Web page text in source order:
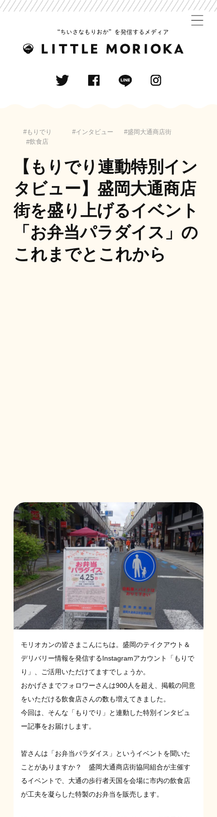
もりでり インタビュー
盛岡大通商店街
飲食店
【もりでり連動特別イン
タビュー】盛岡大通商店
街を盛り上げるイベント
「お弁当パラダイス」の
これまでとこれから
モリオカンの皆さまこんにちは。盛岡のテイクアウト＆
デリバリー情報を発信するInstagramアカウント
「もりで
り」
、ご活用いただけてますでしょうか。
おかげさまでフォロワーさんは900人を超え、掲載の同意
をいただける飲食店さんの数も増えてきました。
今回は、そんな「もりでり」と連動した特別インタビュ
ー記事をお届けします。
皆さんは「お弁当パラダイス」というイベントを聞いた
ことがありますか？ 盛岡大通商店街協同組合が主催す
るイベントで、大通の歩行者天国を会場に市内の飲食店
が工夫を凝らした特製のお弁当を販売します。